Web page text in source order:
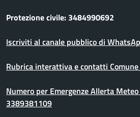
Protezione civile: 3484990692
Iscriviti al canale pubblico di
Rubrica interattiva e contatti
Numero per Emergenze Allerta
3389381109